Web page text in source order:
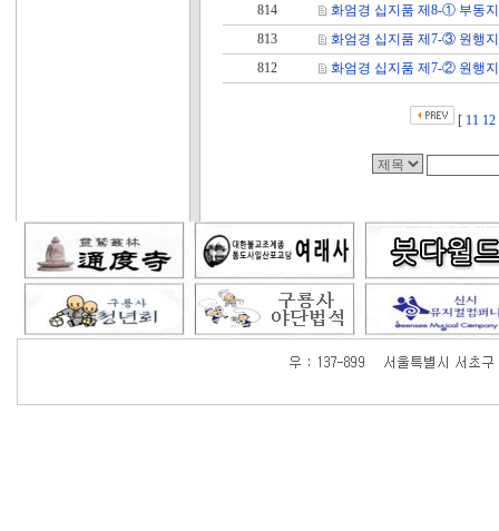
814
화엄경 십지품 제8-① 부동
813
화엄경 십지품 제7-③ 원행
812
화엄경 십지품 제7-② 원행
[ 11 12